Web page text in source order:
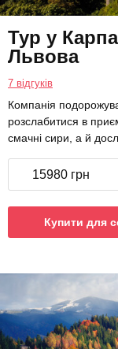
Тур у
Львова
7 відгуків
Компанія
розслабитися в
смачні сири, а й
15980 грн
Купити для